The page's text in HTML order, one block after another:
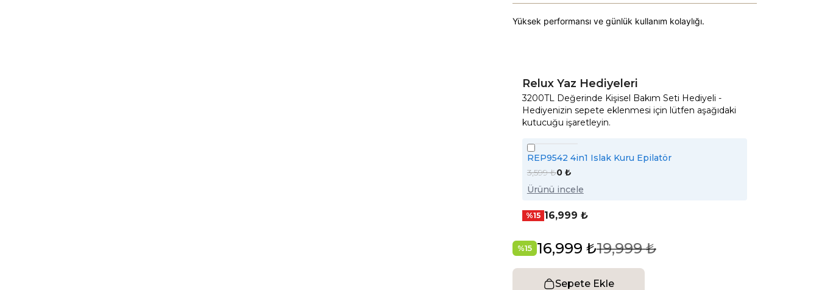
Yüksek performansı ve günlük kullanım kolaylığı.
Relux Yaz Hediyeleri
3200TL Değerinde Kişisel Bakım Seti Hediyeli -
Hediyenizin sepete eklenmesi için lütfen aşağıdaki
kutucuğu işaretleyin.
REP9542 4in1 Islak Kuru Epilatör
3,599 ₺0 ₺
Ürünü incele
%15 16,999 ₺
%15 16,999 ₺19,999 ₺
Sepete Ekle